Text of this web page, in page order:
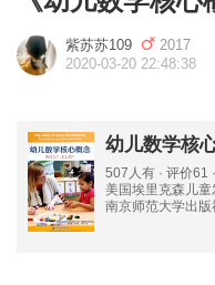
紫苏苏109
2017
2020-03-20 22:48:38
幼儿数学核
507人有 · 评价61
美国埃里克森儿
南京师范大学出